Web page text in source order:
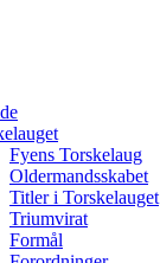
Fyens Torskelaug
Oldermandsskabet
Titler i Torskelauget
Triumvirat
Formål